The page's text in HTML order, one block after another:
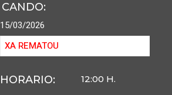
CANDO:
15/03/2026
XA REMATOU
HORARIO: 12:00 H.